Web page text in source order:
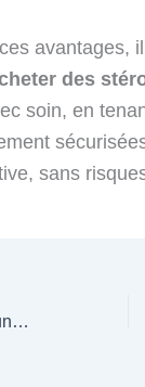
avantages,
des
soin, en
sans
Methandienon-Tabletten: Dosierung und Anwendung im Sport